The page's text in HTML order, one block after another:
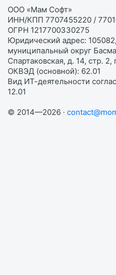
ООО «Мам Софт»
ИНН/КПП 7707455220 /
ОГРН 1217700330275
Юридический адрес:
муниципальный округ
Спартаковская, д. 14, стр.
ОКВЭД (основной): 62.01
Вид ИТ-деятельности
12.01
© 2014—2026 ·